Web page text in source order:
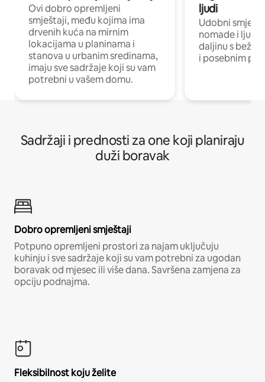
Ovi dobro opremljeni
smještaji, među kojima ima
drvenih kuća na mirnim
lokacijama u planinama i
stanova u urbanim sredinama,
imaju sve sadržaje koji su vam
potrebni u vašem domu.
ljudi
Udobni
nomade i ljude
daljinu s
i posebnim
Sadržaji i prednosti za one koji planiraju
duži boravak
Dobro opremljeni smještaji
Potpuno opremljeni prostori za najam uključuju
kuhinju i sve sadržaje koji su vam potrebni za ugodan
boravak od mjesec ili više dana. Savršena zamjena za
opciju podnajma.
Fleksibilnost koju želite